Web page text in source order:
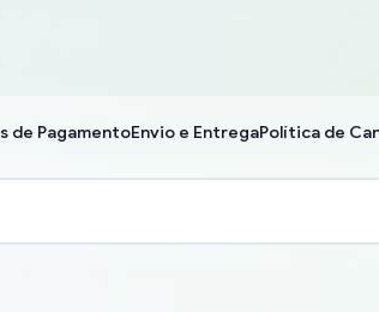
de PagamentoEnvio e EntregaPolítica de